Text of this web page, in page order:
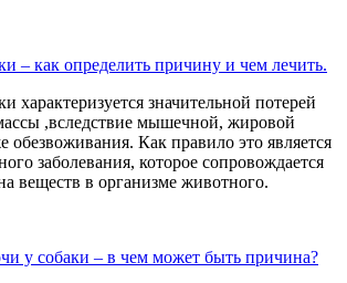
– как определить причину и чем лечить.
характеризуется значительной потерей
,вследствие мышечной, жировой
обезвоживания. Как правило это является
заболевания, которое сопровождается
веществ в организме животного.
у собаки – в чем может быть причина?